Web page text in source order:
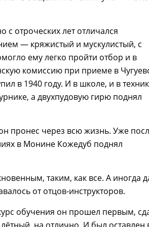
отроческих лет отличался
— кряжистый и мускулистый, с
ему легко пройти отбор и в
комиссию при приеме в
в 1940 году. И в школе, и в
а двухпудовую гирю поднял
пронес через всю жизнь. Уже
в Монине Кожедуб поднял
таким, как все. А иногда
от отцов-инструкторов.
обучения он прошел первым,